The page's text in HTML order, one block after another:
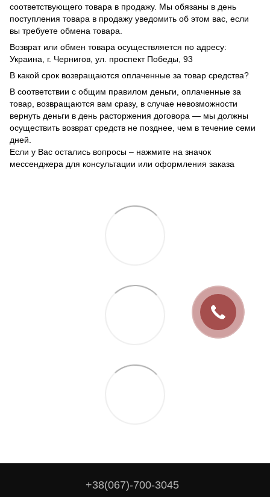
соответствующего товара в продажу. Мы обязаны в день
поступления товара в продажу уведомить об этом вас, если
вы требуете обмена товара.
Возврат или обмен товара осуществляется по адресу:
Украина, г. Чернигов, ул. проспект Победы, 93
В какой срок возвращаются оплаченные за товар средства?
В соответствии с общим правилом деньги, оплаченные за
товар, возвращаются вам сразу, в случае невозможности
вернуть деньги в день расторжения договора — мы должны
осуществить возврат средств не позднее, чем в течение семи
дней.
Если у Вас остались вопросы – нажмите на значок
мессенджера для консультации или оформления заказа
+38(067)-700-3045